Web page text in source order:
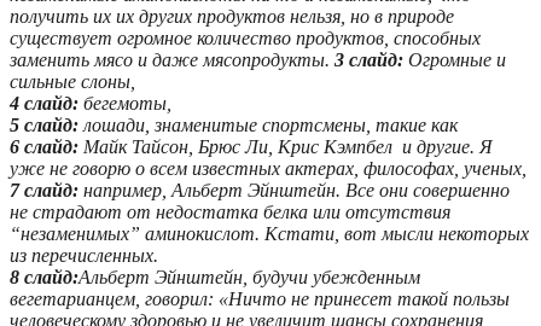
получить их их других продуктов нельзя, но в природе
существует огромное количество продуктов, способных
заменить мясо и даже мясопродукты. 3 слайд: Огромные и
сильные слоны,
4 слайд: бегемоты,
5 слайд: лошади, знаменитые спортсмены, такие как
6 слайд: Майк Тайсон, Брюс Ли, Крис Кэмпбел и другие. Я
уже не говорю о всем известных актерах, философах, ученых,
7 слайд: например, Альберт Эйнштейн. Все они совершенно
не страдают от недостатка белка или отсутствия
“незаменимых” аминокислот. Кстати, вот мысли некоторых
из перечисленных.
8 слайд:Альберт Эйнштейн, будучи убежденным
вегетарианцем, говорил: «Ничто не принесет такой пользы
человеческому здоровью и не увеличит шансы сохранения